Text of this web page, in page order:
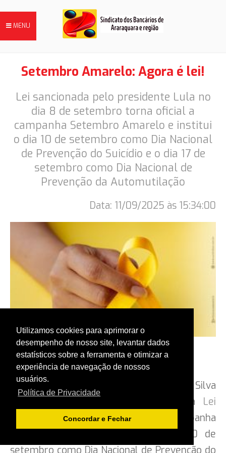
Utilizamos cookies para aprimorar o
desempenho de nosso site, levantar dados
estatísticos sobre a ferramenta e otimizar a
experiência de navegação de nossos
usuários.
Política de Privacidade
Concordar e Fechar
FILIE-SE
NOTÍCIAS
DIRETORIA
HISTÓRIA
ACORDOS COLETIVOS
GALERIAS
FALE CONOSCO
BAIXE O ESTATUTO
2026-
bancariosararaquara.org.br
Desenvolvido por:
MENU
Setembro Amarelo: Agora é lei!
Lei sancionada pelo presidente Lula no
dia 8 de setembro torna oficial a
campanha Setembro Amarelo e institui
o dia 10 de setembro como Dia Nacional
de Prevenção do Suicídio e o dia 17 de
setembro como Dia Nacional de
Prevenção da Automutilação
Data: 11/09/2025 às 15:34:00
Fonte: Contraf-CUT
O presidente Luiz Inácio Lula da Silva
sancionou, no dia 8 de setembro, a Lei
, que torna oficial a campanha
Setembro Amarelo e institui o dia 10 de
setembro como Dia Nacional de Prevenção do